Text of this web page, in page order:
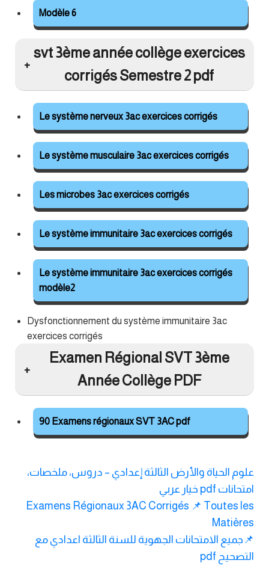
Modèle 6
svt 3ème année collège exercices
corrigés Semestre 2 pdf
Le système nerveux 3ac exercices corrigés
Le système musculaire 3ac exercices corrigés
Les microbes 3ac exercices corrigés
Le système immunitaire 3ac exercices corrigés
Le système immunitaire 3ac exercices corrigés
modèle2
Dysfonctionnement du système immunitaire 3ac
exercices corrigés
Examen Régional SVT 3ème
Année Collège PDF
90 Examens régionaux SVT 3AC pdf
علوم الحياة والأرض الثالثة إعدادي – دروس، ملخصات،
امتحانات pdf خيار عربي
Examens Régionaux 3AC Corrigés 📌 Toutes les
Matières
📌جميع الامتحانات الجهوية للسنة الثالثة اعدادي مع
التصحيح pdf